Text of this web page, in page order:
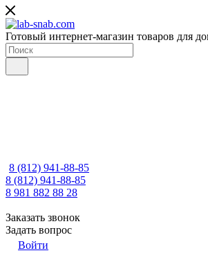
Готовый интернет-магазин товаров для
8 (812) 941-88-85
8 (812) 941-88-85
8 981 882 88 28
Заказать звонок
Задать вопрос
Войти